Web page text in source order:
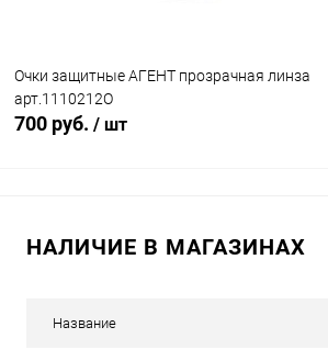
Очки защитные АГЕНТ прозрачная линза
арт.1110212О
700 руб. / шт
НАЛИЧИЕ В МАГАЗИНАХ
Название